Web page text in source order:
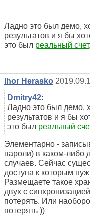
Ладно это был демо,
результатов и я бы
это был реальный счет
Ihor Herasko
Dmitry42:
Ладно это был демо,
результатов и я бы
это был реальный
Элементарно -
пароли) в каком-либо
случаев. Сейчас
доступа к которым
Размещаете такое
двух с
потерять. Или
потерять ))